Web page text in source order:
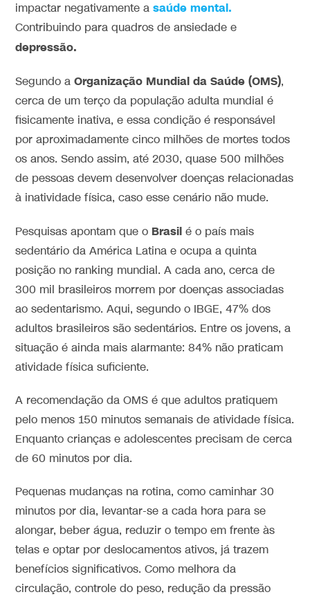
impactar negativamente asaúde mental.
Contribuindo para quadros de ansiedade e
depressão.
Segundo aOrganização Mundial da Saúde (OMS),
cerca de um terço da população adulta mundial é
fisicamente inativa, e essa condição é responsável
por aproximadamente cinco milhões de mortes todos
os anos. Sendo assim, até 2030, quase 500 milhões
de pessoas devem desenvolver doenças relacionadas
à inatividade física, caso esse cenário não mude.
Pesquisas apontam que o Brasil é o país mais
sedentário da América Latina e ocupa a quinta
posição no ranking mundial. A cada ano, cerca de
300 mil brasileiros morrem por doenças associadas
ao sedentarismo. Aqui, segundo o IBGE, 47% dos
adultos brasileiros são sedentários. Entre os jovens, a
situação é ainda mais alarmante: 84% não praticam
atividade física suficiente.
A recomendação da OMS é que adultos pratiquem
pelo menos 150 minutos semanais de atividade física.
Enquanto crianças e adolescentes precisam de cerca
de 60 minutos por dia.
Pequenas mudanças na rotina, como caminhar 30
minutos por dia, levantar-se a cada hora para se
alongar, beber água, reduzir o tempo em frente às
telas e optar por deslocamentos ativos, já trazem
benefícios significativos. Como melhora da
circulação, controle do peso, redução da pressão